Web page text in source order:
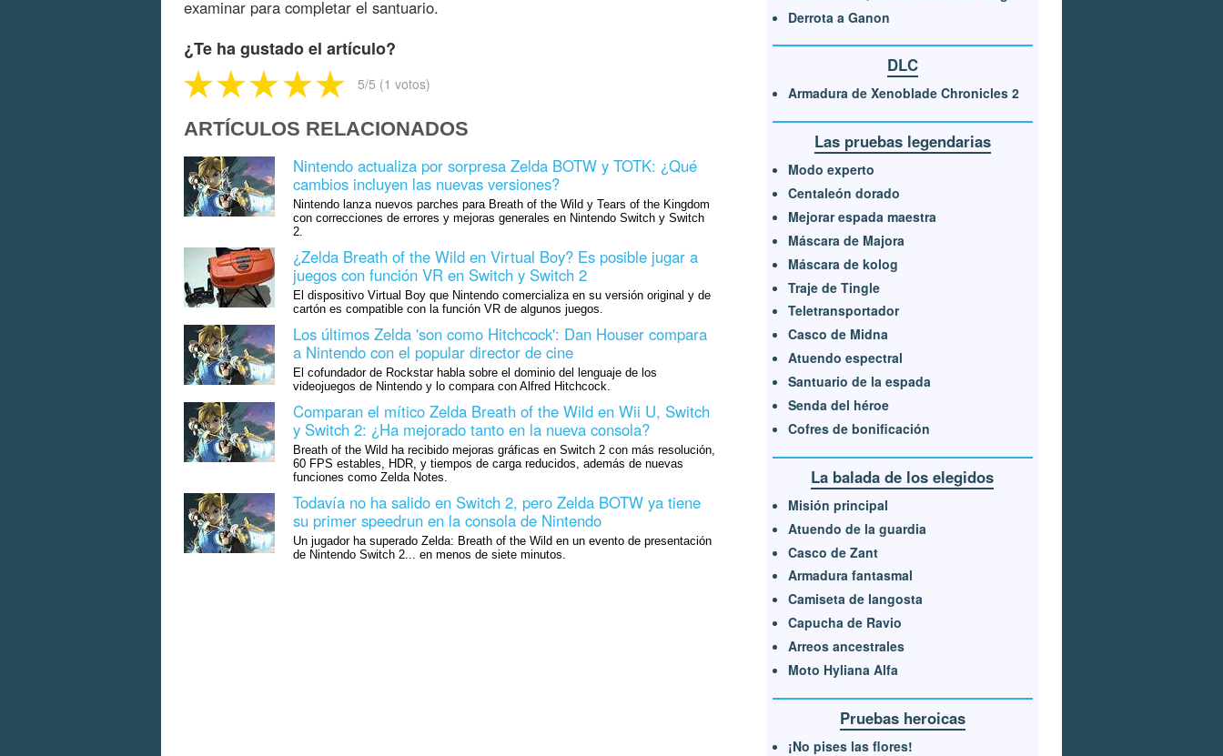
examinar para completar el santuario.
¿Te ha gustado el artículo?
5/5 (1 votos)
ARTÍCULOS RELACIONADOS
Nintendo actualiza por sorpresa Zelda BOTW y TOTK: ¿Qué
cambios incluyen las nuevas versiones?
Nintendo lanza nuevos parches para Breath of the Wild y Tears of the Kingdom
con correcciones de errores y mejoras generales en Nintendo Switch y Switch
2.
¿Zelda Breath of the Wild en Virtual Boy? Es posible jugar a
juegos con función VR en Switch y Switch 2
El dispositivo Virtual Boy que Nintendo comercializa en su versión original y de
cartón es compatible con la función VR de algunos juegos.
Los últimos Zelda 'son como Hitchcock': Dan Houser compara
a Nintendo con el popular director de cine
El cofundador de Rockstar habla sobre el dominio del lenguaje de los
videojuegos de Nintendo y lo compara con Alfred Hitchcock.
Comparan el mítico Zelda Breath of the Wild en Wii U, Switch
y Switch 2: ¿Ha mejorado tanto en la nueva consola?
Breath of the Wild ha recibido mejoras gráficas en Switch 2 con más resolución,
60 FPS estables, HDR, y tiempos de carga reducidos, además de nuevas
funciones como Zelda Notes.
Todavía no ha salido en Switch 2, pero Zelda BOTW ya tiene
su primer speedrun en la consola de Nintendo
Un jugador ha superado Zelda: Breath of the Wild en un evento de presentación
de Nintendo Switch 2... en menos de siete minutos.
Derrota a Ganon
DLC
Armadura de Xenoblade Chronicles 2
Las pruebas legendarias
Modo experto
Centaleón dorado
Mejorar espada maestra
Máscara de Majora
Máscara de kolog
Traje de Tingle
Teletransportador
Casco de Midna
Atuendo espectral
Santuario de la espada
Senda del héroe
Cofres de bonificación
La balada de los elegidos
Misión principal
Atuendo de la guardia
Casco de Zant
Armadura fantasmal
Camiseta de langosta
Capucha de Ravio
Arreos ancestrales
Moto Hyliana Alfa
Pruebas heroicas
¡No pises las flores!